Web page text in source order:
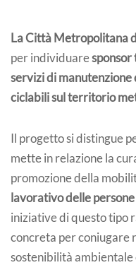
La Città Metropolitana
per individuaresponsor
servizi di manutenzione
ciclabili sul territorio
Il progetto si distingue
mette in relazione la
promozione della
lavorativo delle
iniziative di questo tipo
concreta per coniugare
sostenibilità